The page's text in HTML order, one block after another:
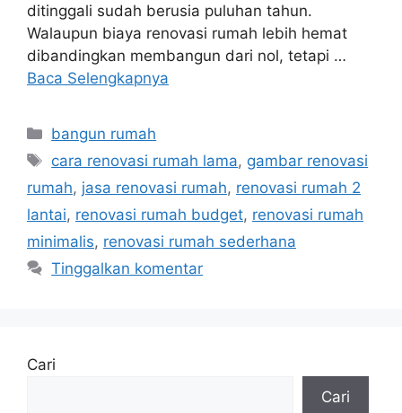
ditinggali sudah berusia puluhan tahun.
Walaupun biaya renovasi rumah lebih hemat
dibandingkan membangun dari nol, tetapi …
Baca Selengkapnya
Kategori
bangun rumah
Tag
cara renovasi rumah lama, gambar renovasi
rumah, jasa renovasi rumah, renovasi rumah 2
lantai, renovasi rumah budget, renovasi rumah
minimalis, renovasi rumah sederhana
Tinggalkan komentar
Cari
Cari